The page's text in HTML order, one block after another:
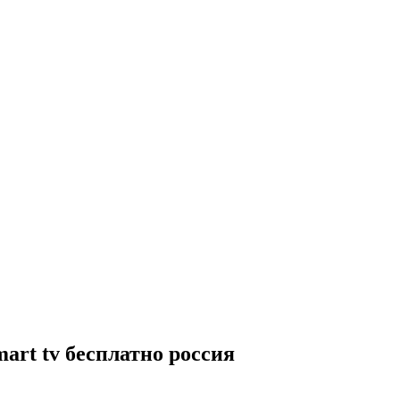
tv бесплатно россия